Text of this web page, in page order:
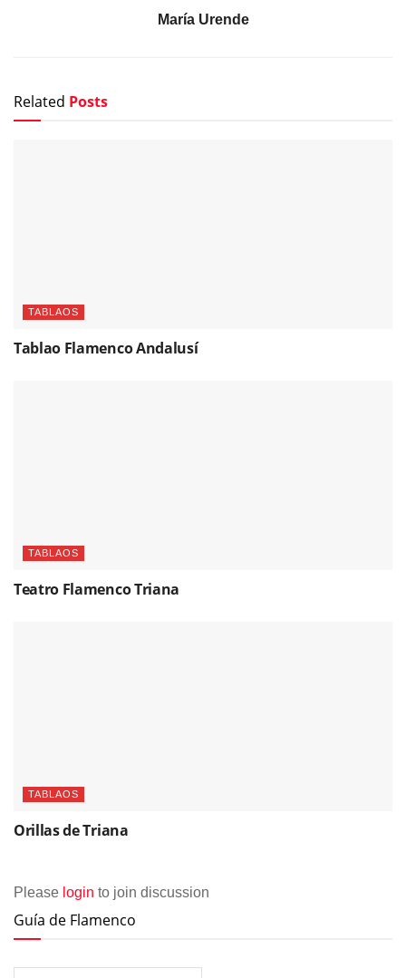
María Urende
Related Posts
TABLAOS
Tablao Flamenco Andalusí
TABLAOS
Teatro Flamenco Triana
TABLAOS
Orillas de Triana
Please login to join discussion
Guía de Flamenco